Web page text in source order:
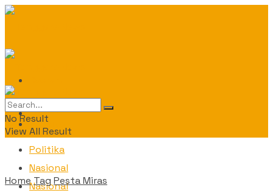
Politika
Nasional
Daerah
Politika
Nasional
No Result
View All Result
HomeTag Pesta Miras